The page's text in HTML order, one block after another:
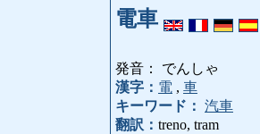
電車
発音： でんしゃ
漢字： 電 , 車
キーワード： 汽車
翻訳： treno, tram